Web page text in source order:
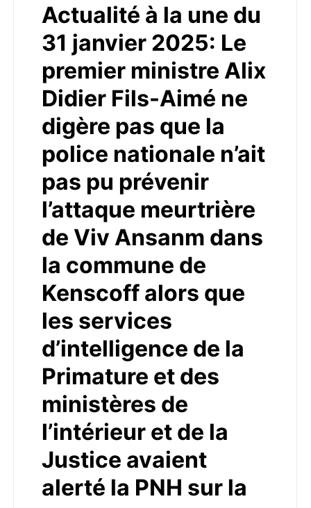
Actualité à la une du
31 janvier 2025: Le
premier ministre Alix
Didier Fils-Aimé ne
digère pas que la
police nationale n’ait
pas pu prévenir
l’attaque meurtrière
de Viv Ansanm dans
la commune de
Kenscoff alors que
les services
d’intelligence de la
Primature et des
ministères de
l’intérieur et de la
Justice avaient
alerté la PNH sur la